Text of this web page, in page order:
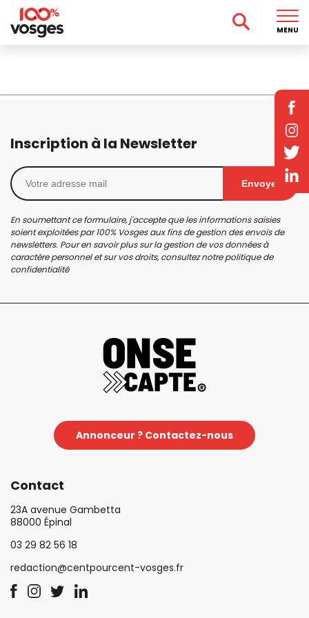
Inscription à la Newsletter
Envoyer
En soumettant ce formulaire, j'accepte que les informations saisies
soient exploitées par 100% Vosges aux fins de gestion des envois de
newsletters. Pour en savoir plus sur la gestion de vos données à
caractère personnel et sur vos droits, consultez notrepolitique de
confidentialité
Annonceur ? Contactez-nous
Contact
23A avenue Gambetta
88000 Épinal
03 29 82 56 18
redaction@centpourcent-vosges.fr
MENU